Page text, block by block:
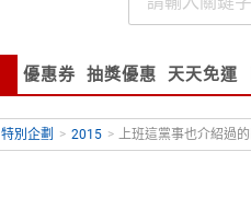
優惠券 抽獎優惠 天天免運
特別企劃 > 2015 > 上班這黨事也介紹過